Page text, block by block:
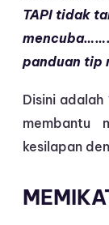
TAPI tidak
panduan tip
Disini adalah
membantu
kesilapan